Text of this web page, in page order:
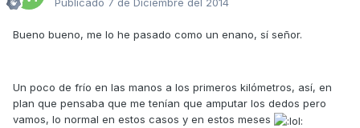
Publicado 7 de Diciembre del 2014
Bueno bueno, me lo he pasado como un enano, sí señor.
Un poco de frío en las manos a los primeros kilómetros, así, en
plan que pensaba que me tenían que amputar los dedos pero
vamos, lo normal en estos casos y en estos meses